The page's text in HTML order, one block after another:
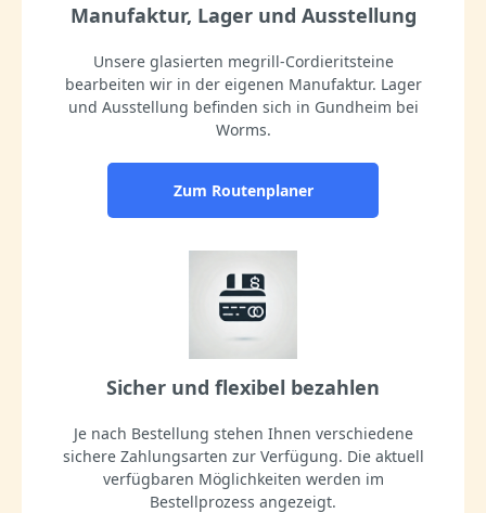
Manufaktur, Lager und Ausstellung
Unsere glasierten megrill-Cordieritsteine
bearbeiten wir in der eigenen Manufaktur. Lager
und Ausstellung befinden sich in Gundheim bei
Worms.
Zum Routenplaner
Sicher und flexibel bezahlen
Je nach Bestellung stehen Ihnen verschiedene
sichere Zahlungsarten zur Verfügung. Die aktuell
verfügbaren Möglichkeiten werden im
Bestellprozess angezeigt.